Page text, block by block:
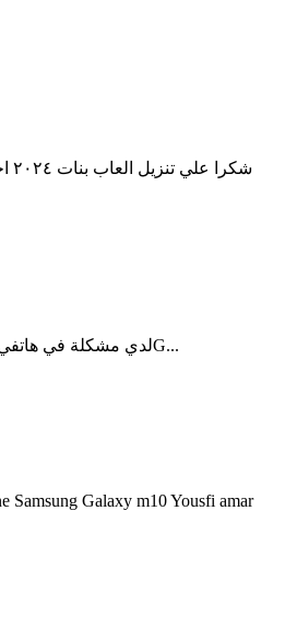
لدي مشكلة في هاتفي سومسون نوت10+ 5G...
Samsung Galaxy m10 Yousfi amar